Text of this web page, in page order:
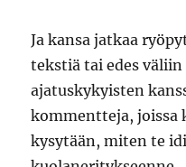
Ja kansa jatkaa
tekstiä tai edes
ajatuskykyisten
kommentteja, joissa
kysytään, miten te